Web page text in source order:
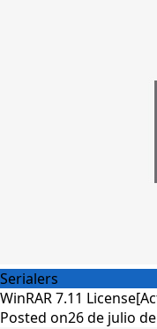
Serialers
WinRAR 7.11
Posted on26 de julio